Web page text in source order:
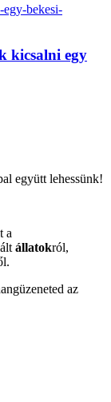
kicsalni egy
együtt lehessünk!
a
állatokról,
az